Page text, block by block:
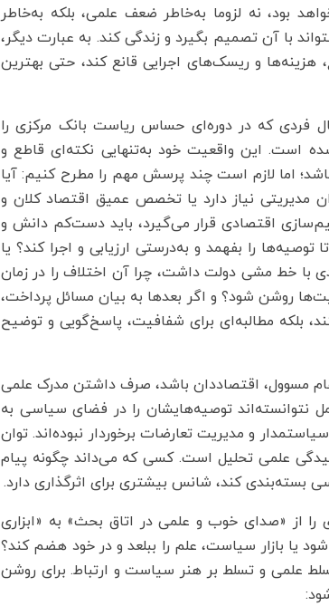
بود، نه لزوما به‌خاطر ضعف علمی، بلکه به‌خاطر
با آن تصمیم بگیرد و زندگی کند. به عبارت دیگر،
و ریسک‌های اجرایی قانع کند، حتی بهترین
فردی که در دوره‌ای حساس ریاست بانک مرکزی را
است. این واقعیت خود به‌تنهایی نکته‌ای قاطع و
اما لازم است چند پرسش مهم را مطرح کنیم: آیا
مدیریتی نیاز دارد یا تخصص عمیق اقتصاد کلان و
اقتصادی قرار می‌گیرد، باید دست‌کم دانش و
را بفهمد و به‌درستی ارزیابی و اجرا کند؟ یا
با خط‌ مشی دولت داشت، چرا آن اختلاف را در زمان
روشن شود؟ و اگر بعدها به بیان مسائل پرداخت،
بلکه مطالبه‌ای برای شفافیت، پاسخ‌گویی و توضیح
مسوول، اقتصاددان باشد، صرف داشتن مدرک علمی
نتوانسته‌اند توصیه‌هایشان را در فضای سیاسی به
و مدیریت تعارضات برخوردار نبوده‌اند. توان
علمی تحلیل است. کسی که می‌داند چگونه پیام
بسته‌بندی کند، شانس بیشتری برای اثرگذاری دارد.
از «صدای خوب و علمی در اتاق بحث» به «ابزاری
یا بازار سیاست، علم را ببلعد و در خود هضم کند؟
علمی و تسلط بر هنر سیاست و ارتباط. برای روشن